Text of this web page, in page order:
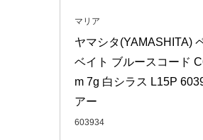
マリア
ヤマシタ(YAMASHITA)
ベイト ブルースコード
m 7g 白シラス L15P
アー
603934